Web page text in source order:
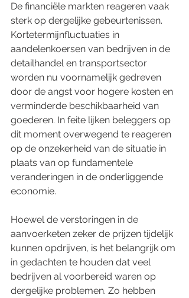
De financiële markten reageren vaak
sterk op dergelijke gebeurtenissen.
Kortetermijnfluctuaties in
aandelenkoersen van bedrijven in de
detailhandel en transportsector
worden nu voornamelijk gedreven
door de angst voor hogere kosten en
verminderde beschikbaarheid van
goederen. In feite lijken beleggers op
dit moment overwegend te reageren
op de onzekerheid van de situatie in
plaats van op fundamentele
veranderingen in de onderliggende
economie.
Hoewel de verstoringen in de
aanvoerketen zeker de prijzen tijdelijk
kunnen opdrijven, is het belangrijk om
in gedachten te houden dat veel
bedrijven al voorbereid waren op
dergelijke problemen. Zo hebben